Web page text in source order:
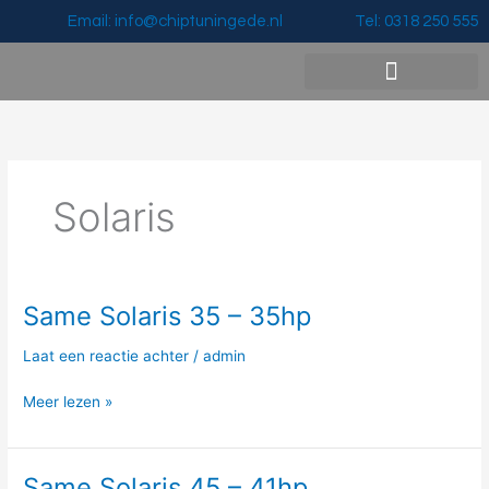
Email: info@chiptuningede.nl Tel: 0318 250 555
Solaris
Same Solaris 35 – 35hp
Laat een reactie achter /admin
Same
35
35hp
Meer lezen »
Same